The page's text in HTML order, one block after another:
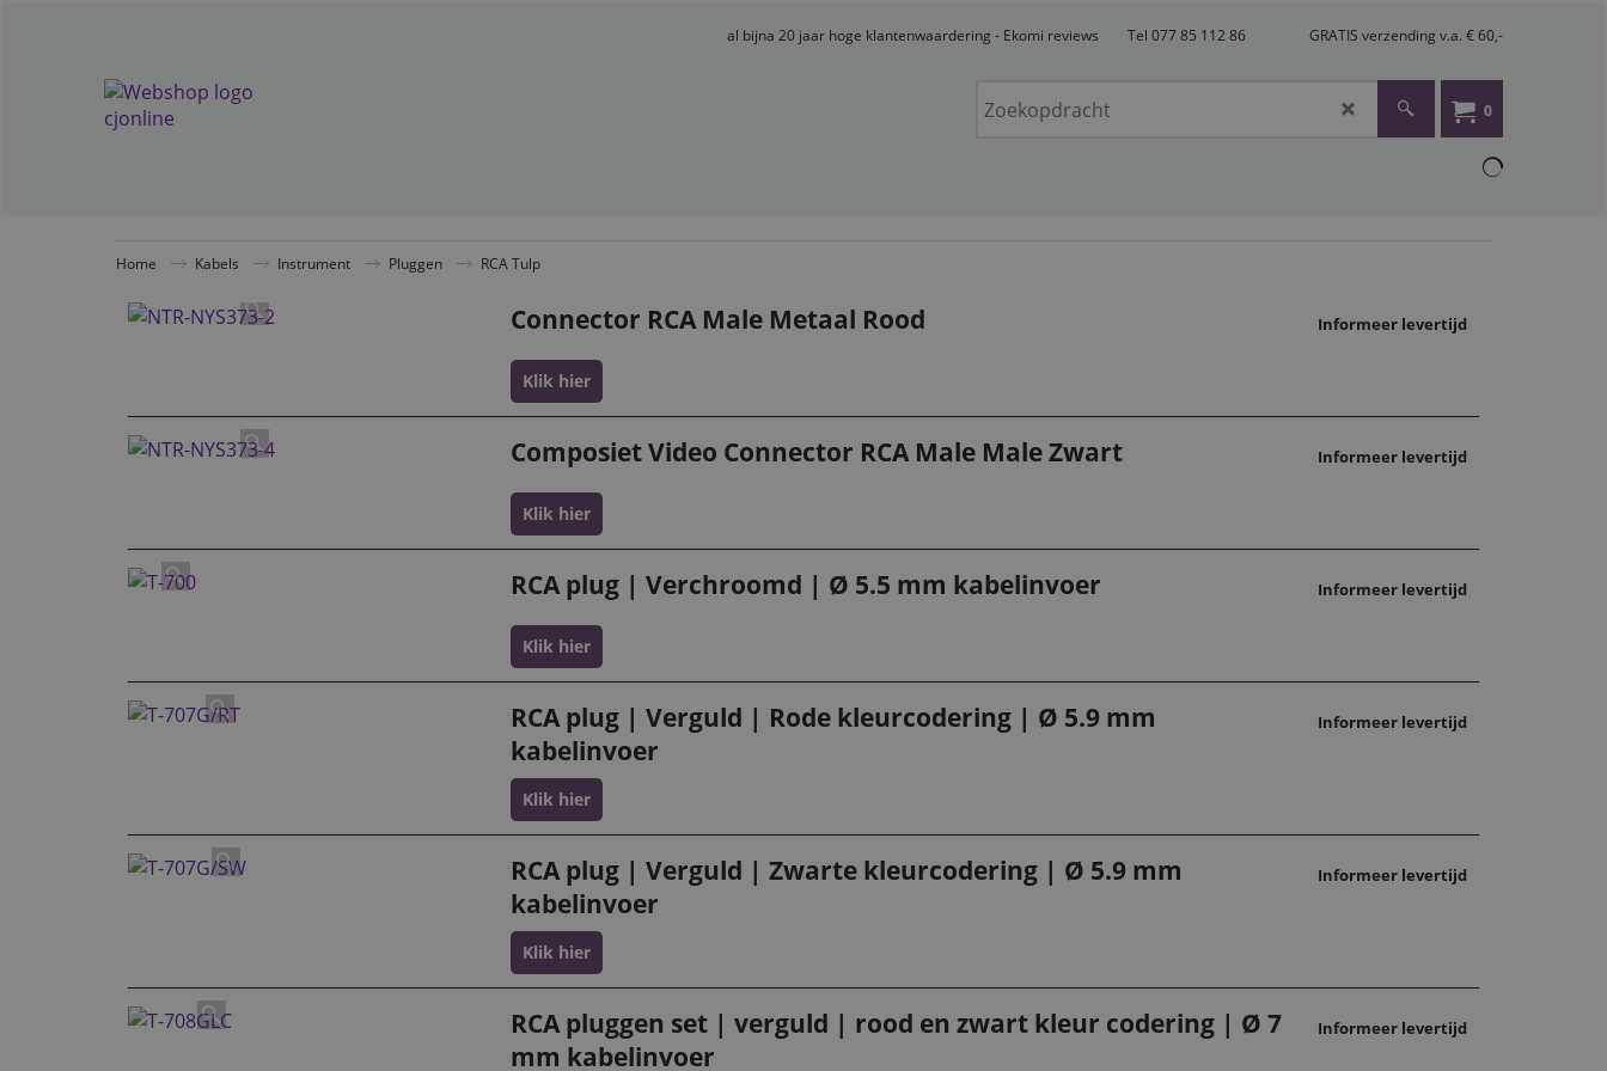
al bijna 20 jaar hoge klantenwaardering - Ekomi reviews Tel 077 85 112 86 GRATIS verzending v.a. € 60,-
0
Home Kabels Instrument Pluggen RCA Tulp
Informeer levertijd
Connector RCA Male Metaal Rood
Klik hier
Informeer levertijd
Composiet Video Connector RCA Male Male Zwart
Klik hier
Informeer levertijd
RCA plug | Verchroomd | Ø 5.5 mm kabelinvoer
Klik hier
Informeer levertijd
RCA plug | Verguld | Rode kleurcodering | Ø 5.9 mm
kabelinvoer
Klik hier
Informeer levertijd
RCA plug | Verguld | Zwarte kleurcodering | Ø 5.9 mm
kabelinvoer
Klik hier
Informeer levertijd
RCA pluggen set | verguld | rood en zwart kleur codering | Ø 7
mm kabelinvoer